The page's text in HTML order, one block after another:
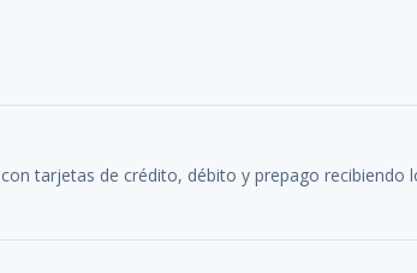
tarjetas de crédito, débito y prepago recibiendo